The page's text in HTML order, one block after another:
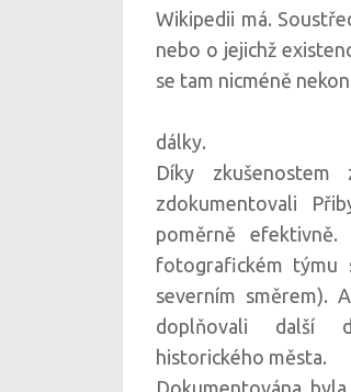
Wikipedii má.
nebo o jejichž
se tam nicméně
dálky.
Díky
zdokumentovali
poměrně
fotografickém týmu
severním směrem).
doplňovali další
historického města.
Dokumentována